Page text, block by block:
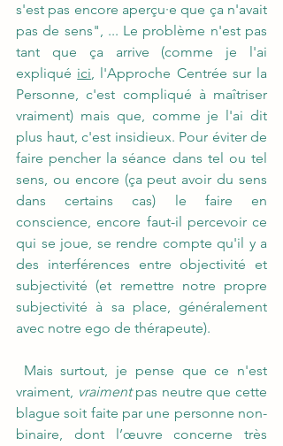
s'est pas encore aperçu·e que ça n'avait
pas de sens", ... Le problème n'est pas
tant que ça arrive (comme je l'ai
expliqué ici, l'Approche Centrée sur la
Personne, c'est compliqué à maîtriser
vraiment) mais que, comme je l'ai dit
plus haut, c'est insidieux. Pour éviter de
faire pencher la séance dans tel ou tel
sens, ou encore (ça peut avoir du sens
dans certains cas) le faire en
conscience, encore faut-il percevoir ce
qui se joue, se rendre compte qu'il y a
des interférences entre objectivité et
subjectivité (et remettre notre propre
subjectivité à sa place, généralement
avec notre ego de thérapeute).
vraiment, vraiment pas neutre que cette
blague soit faite par une personne non-
binaire, dont l’œuvre concerne très